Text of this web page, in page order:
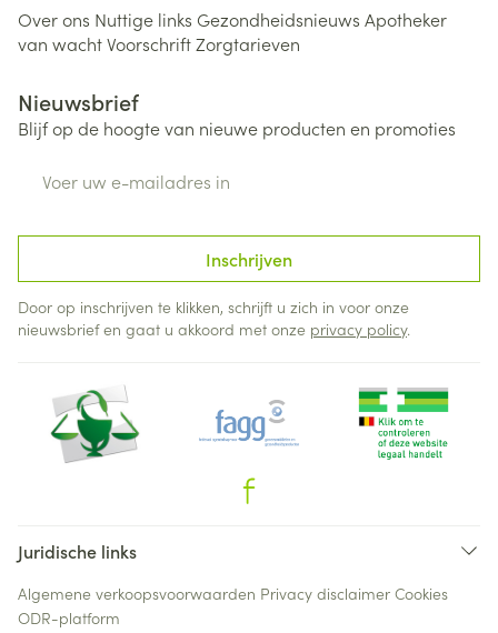
Over ons Nuttige links Gezondheidsnieuws Apotheker
van wachtVoorschriftZorgtarieven
Nieuwsbrief
Blijf op de hoogte van nieuwe producten en promoties
Inschrijven
Door op inschrijven te klikken, schrijft u zich in voor onze
nieuwsbrief en gaat u akkoord met onze privacy policy.
Juridische links
Algemene verkoopsvoorwaarden Privacy disclaimer Cookies
ODR-platform